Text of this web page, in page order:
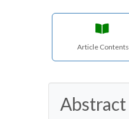
Article Contents
Abstract